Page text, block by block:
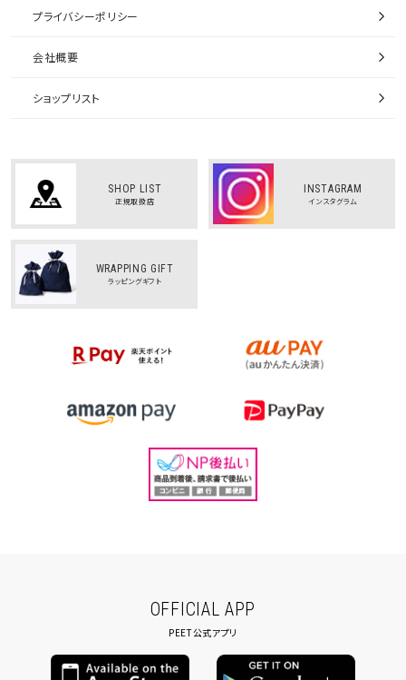
プライバシーポリシー
会社概要
ショップリスト
SHOP LIST
正規取扱店
INSTAGRAM
インスタグラム
WRAPPING GIFT
ラッピングギフト
OFFICIAL APP
PEET公式アプリ